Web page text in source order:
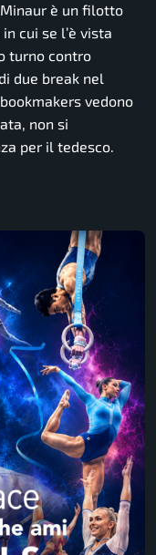
Minaur è un filotto
cui se l’è vista
turno contro
due break nel
vedono
non si
per il tedesco.